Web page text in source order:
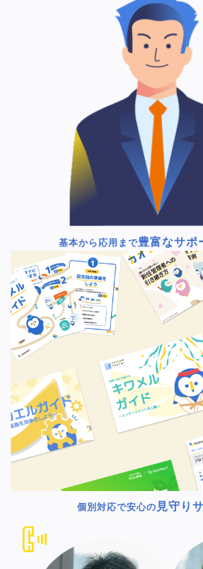
基本から応用まで豊富なサポ
個別対応で安心の 見守り